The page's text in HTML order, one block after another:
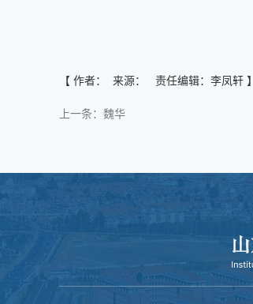
【 作者： 来源： 责任编辑：李凤轩 】
上一条： 魏华